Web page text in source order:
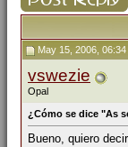
May 15, 2006, 06:34
vswezie
Opal
¿Cómo se dice "As
Bueno, quiero